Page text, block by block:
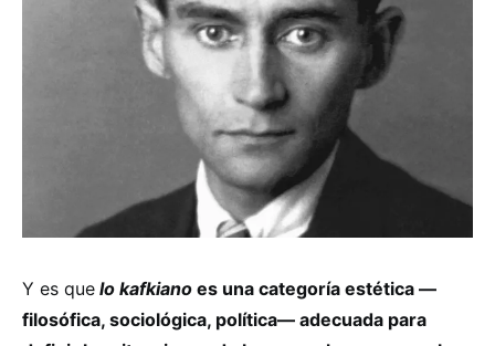
Y es que lo kafkiano es una categoría estética —
filosófica, sociológica, política— adecuada para